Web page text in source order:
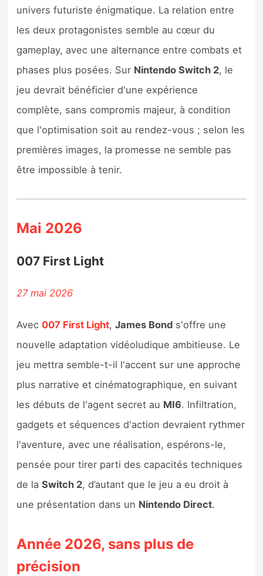
univers futuriste énigmatique. La relation entre
les deux protagonistes semble au cœur du
gameplay, avec une alternance entre combats et
phases plus posées. Sur Nintendo Switch 2, le
jeu devrait bénéficier d'une expérience
complète, sans compromis majeur, à condition
que l'optimisation soit au rendez-vous ; selon les
premières images, la promesse ne semble pas
être impossible à tenir.
Mai 2026
007 First Light
27 mai 2026
Avec007 First Light,James Bond s'offre une
nouvelle adaptation vidéoludique ambitieuse. Le
jeu mettra semble-t-il l'accent sur une approche
plus narrative et cinématographique, en suivant
les débuts de l'agent secret au MI6. Infiltration,
gadgets et séquences d'action devraient rythmer
l'aventure, avec une réalisation, espérons-le,
pensée pour tirer parti des capacités techniques
de laSwitch 2, d’autant que le jeu a eu droit à
une présentation dans un Nintendo Direct.
Année 2026, sans plus de
précision